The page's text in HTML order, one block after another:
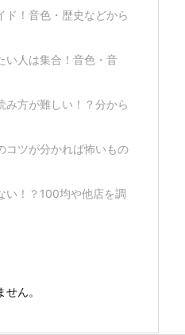
ド！音色・歴史などから
い人は集合！音色・音
み方が難しい！？分から
コツが分かれば怖いもの
い！？100均や他店を調
ん。